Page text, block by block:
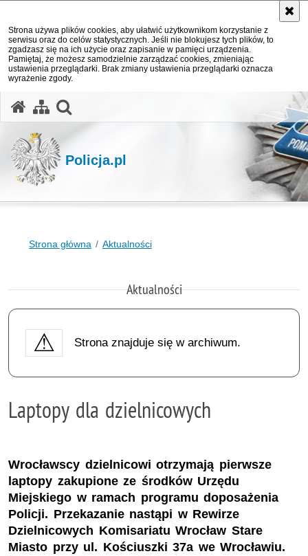
Strona używa plików cookies, aby ułatwić użytkownikom korzystanie z
serwisu oraz do celów statystycznych. Jeśli nie blokujesz tych plików, to
zgadzasz się na ich użycie oraz zapisanie w pamięci urządzenia.
Pamiętaj, że możesz samodzielnie zarządzać cookies, zmieniając
ustawienia przeglądarki. Brak zmiany ustawienia przeglądarki oznacza
wyrażenie zgody.
Policja.pl
Strona główna Aktualności
Aktualności
Strona znajduje się w archiwum.
Laptopy dla dzielnicowych
Wrocławscy dzielnicowi otrzymają pierwsze
laptopy zakupione ze środków Urzędu
Miejskiego w ramach programu doposażenia
Policji. Przekazanie nastąpi w Rewirze
Dzielnicowych Komisariatu Wrocław Stare
Miasto przy ul. Kościuszki 37a we Wrocławiu.